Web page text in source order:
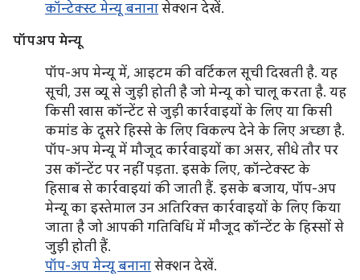
कॉन्टेक्स्ट मेन्यू बनाना सेक्शन देखें.
पॉपअप मेन्यू
पॉप-अप मेन्यू में, आइटम की वर्टिकल सूची दिखती है. यह
सूची, उस व्यू से जुड़ी होती है जो मेन्यू को चालू करता है. यह
किसी खास कॉन्टेंट से जुड़ी कार्रवाइयों के लिए या किसी
कमांड के दूसरे हिस्से के लिए विकल्प देने के लिए अच्छा है.
पॉप-अप मेन्यू में मौजूद कार्रवाइयों का असर, सीधे तौर पर
उस कॉन्टेंट पर नहीं पड़ता. इसके लिए, कॉन्टेक्स्ट के
हिसाब से कार्रवाइयां की जाती हैं. इसके बजाय, पॉप-अप
मेन्यू का इस्तेमाल उन अतिरिक्त कार्रवाइयों के लिए किया
जाता है जो आपकी गतिविधि में मौजूद कॉन्टेंट के हिस्सों से
जुड़ी होती हैं.
पॉप-अप मेन्यू बनाना सेक्शन देखें.